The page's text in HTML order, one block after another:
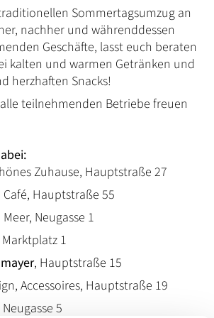
Sommertagsumzug an
nachher und währenddessen
Geschäfte, lasst euch beraten
kalten und warmen Getränken und
herzhaften Snacks!
teilnehmenden Betriebe freuen
Zuhause, Hauptstraße 27
Café, Hauptstraße 55
Neugasse 1
1
, Hauptstraße 15
Accessoires, Hauptstraße 19
Neugasse 5